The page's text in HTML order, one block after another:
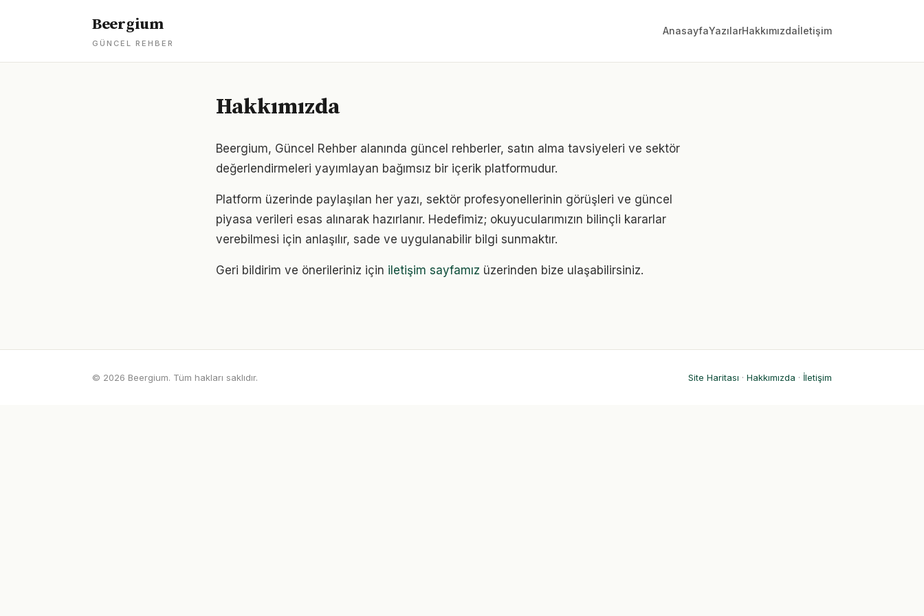
Beergium
GÜNCEL REHBER
AnasayfaYazılarHakkımızdaİletişim
Hakkımızda
Beergium, Güncel Rehber alanında güncel rehberler, satın alma tavsiyeleri ve sektör
değerlendirmeleri yayımlayan bağımsız bir içerik platformudur.
Platform üzerinde paylaşılan her yazı, sektör profesyonellerinin görüşleri ve güncel
piyasa verileri esas alınarak hazırlanır. Hedefimiz; okuyucularımızın bilinçli kararlar
verebilmesi için anlaşılır, sade ve uygulanabilir bilgi sunmaktır.
Geri bildirim ve önerileriniz için iletişim sayfamız üzerinden bize ulaşabilirsiniz.
© 2026 Beergium. Tüm hakları saklıdır. Site Haritası · Hakkımızda · İletişim